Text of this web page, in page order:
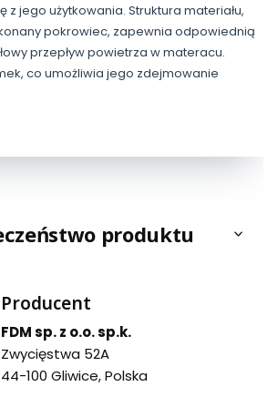
z jego użytkowania. Struktura materiału,
pokrowiec, zapewnia odpowiednią
przepływ powietrza w materacu.
co umożliwia jego zdejmowanie
produktu
Producent
FDM sp. z o.o. sp.k.
Zwycięstwa 52A
44-100 Gliwice, Polska